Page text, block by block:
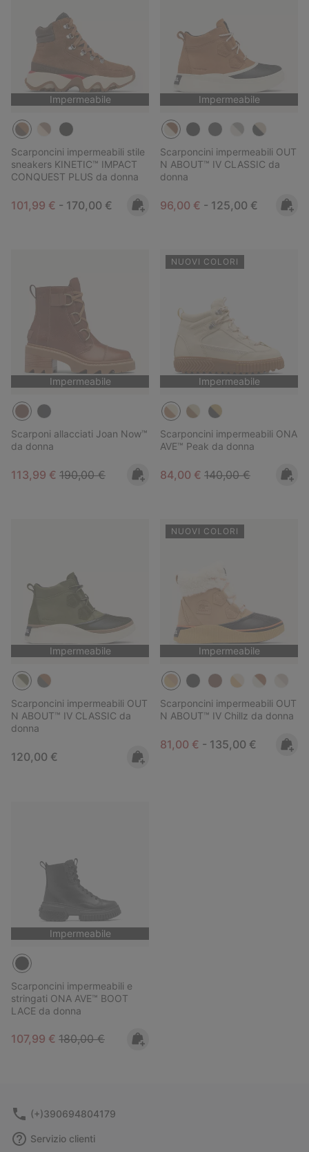
Impermeabile
Scarponcini impermeabili stile
sneakers KINETIC™ IMPACT
CONQUEST PLUS da donna
Minimum sale price:
101,99 € - Maximum price:
170,00 €
Impermeabile
Scarponcini impermeabili OUT
N ABOUT™ IV CLASSIC da
donna
Minimum sale price:
96,00 € - Maximum price:
125,00 €
Impermeabile
Scarponi allacciati Joan Now™
da donna
Sale price:
113,99 € Regular price:
190,00 €
NUOVI COLORI
Impermeabile
Scarponcini impermeabili ONA
AVE™ Peak da donna
Sale price:
84,00 € Regular price:
140,00 €
Impermeabile
Scarponcini impermeabili OUT
N ABOUT™ IV CLASSIC da
donna
Regular price:
120,00 €
NUOVI COLORI
Impermeabile
Scarponcini impermeabili OUT
N ABOUT™ IV Chillz da donna
Minimum sale price:
81,00 € - Maximum price:
135,00 €
Impermeabile
Scarponcini impermeabili e
stringati ONA AVE™ BOOT
LACE da donna
Sale price:
107,99 € Regular price:
180,00 €
(+)390694804179
Servizio clienti